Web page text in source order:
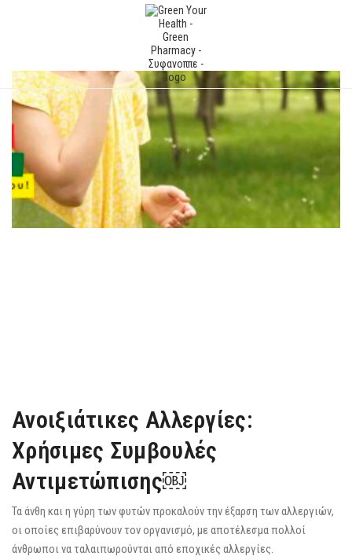
Ανοιξιάτικες Αλλεργίες:
Χρήσιμες Συμβουλές
Αντιμετώπισης￼
Τα άνθη και η γύρη των φυτών προκαλούν την έξαρση των αλλεργιών,
οι οποίες επιβαρύνουν τον οργανισµό, με αποτέλεσμα πολλοί
άνθρωποι να ταλαιπωρούνται από εποχικές αλλεργίες.